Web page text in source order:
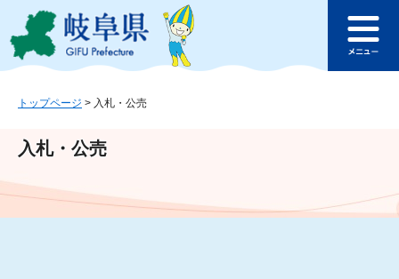
ジ
ュ
文
このページの本文へ
ュ
トップページ > 入札・公売
入札・公売